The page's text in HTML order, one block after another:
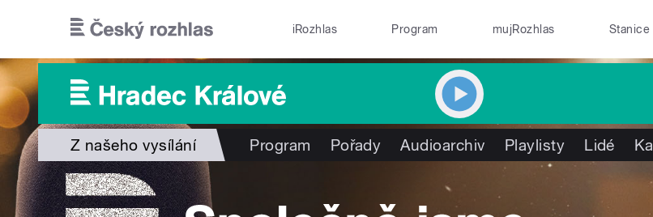
iRozhlas Program mujRozhlas Stanice
Z našeho vysílání Program Pořady Audioarchiv Playlisty Lidé